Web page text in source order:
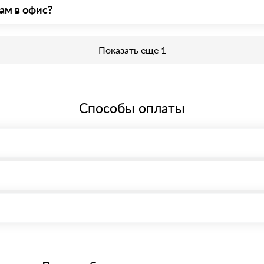
в офис?
Показать еще 1
Способы оплаты
через системы электронных платежей.
материала после проверки качества и количества заказанного